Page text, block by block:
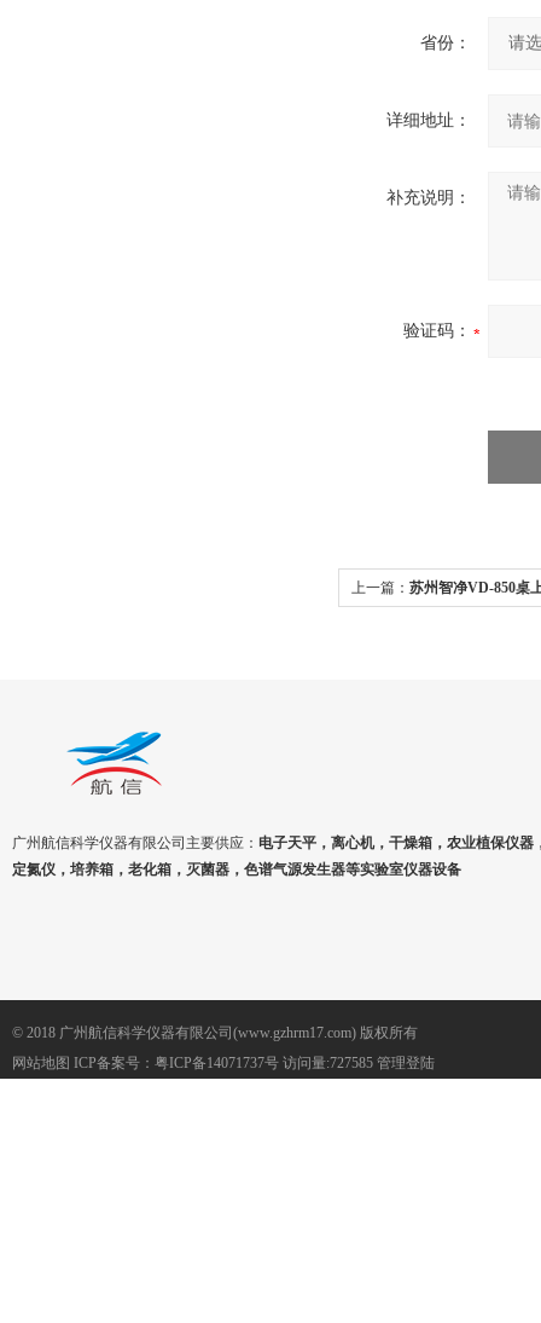
省份：
详细地址：
补充说明：
验证码：
上一篇： 苏州智净VD-850桌
广州航信科学仪器有限公司主要供应： 电子天平，离心机，干燥箱，农业植保仪器
定氮仪，培养箱，老化箱，灭菌器，色谱气源发生器等实验室仪器设备
© 2018 广州航信科学仪器有限公司(www.gzhrm17.com) 版权所有
网站地图 ICP备案号： 粤ICP备14071737号 访问量:727585 管理登陆